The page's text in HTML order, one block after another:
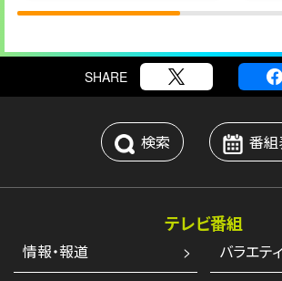
SHARE
検索 番組
テレビ番組
情報・報道
バラエティ